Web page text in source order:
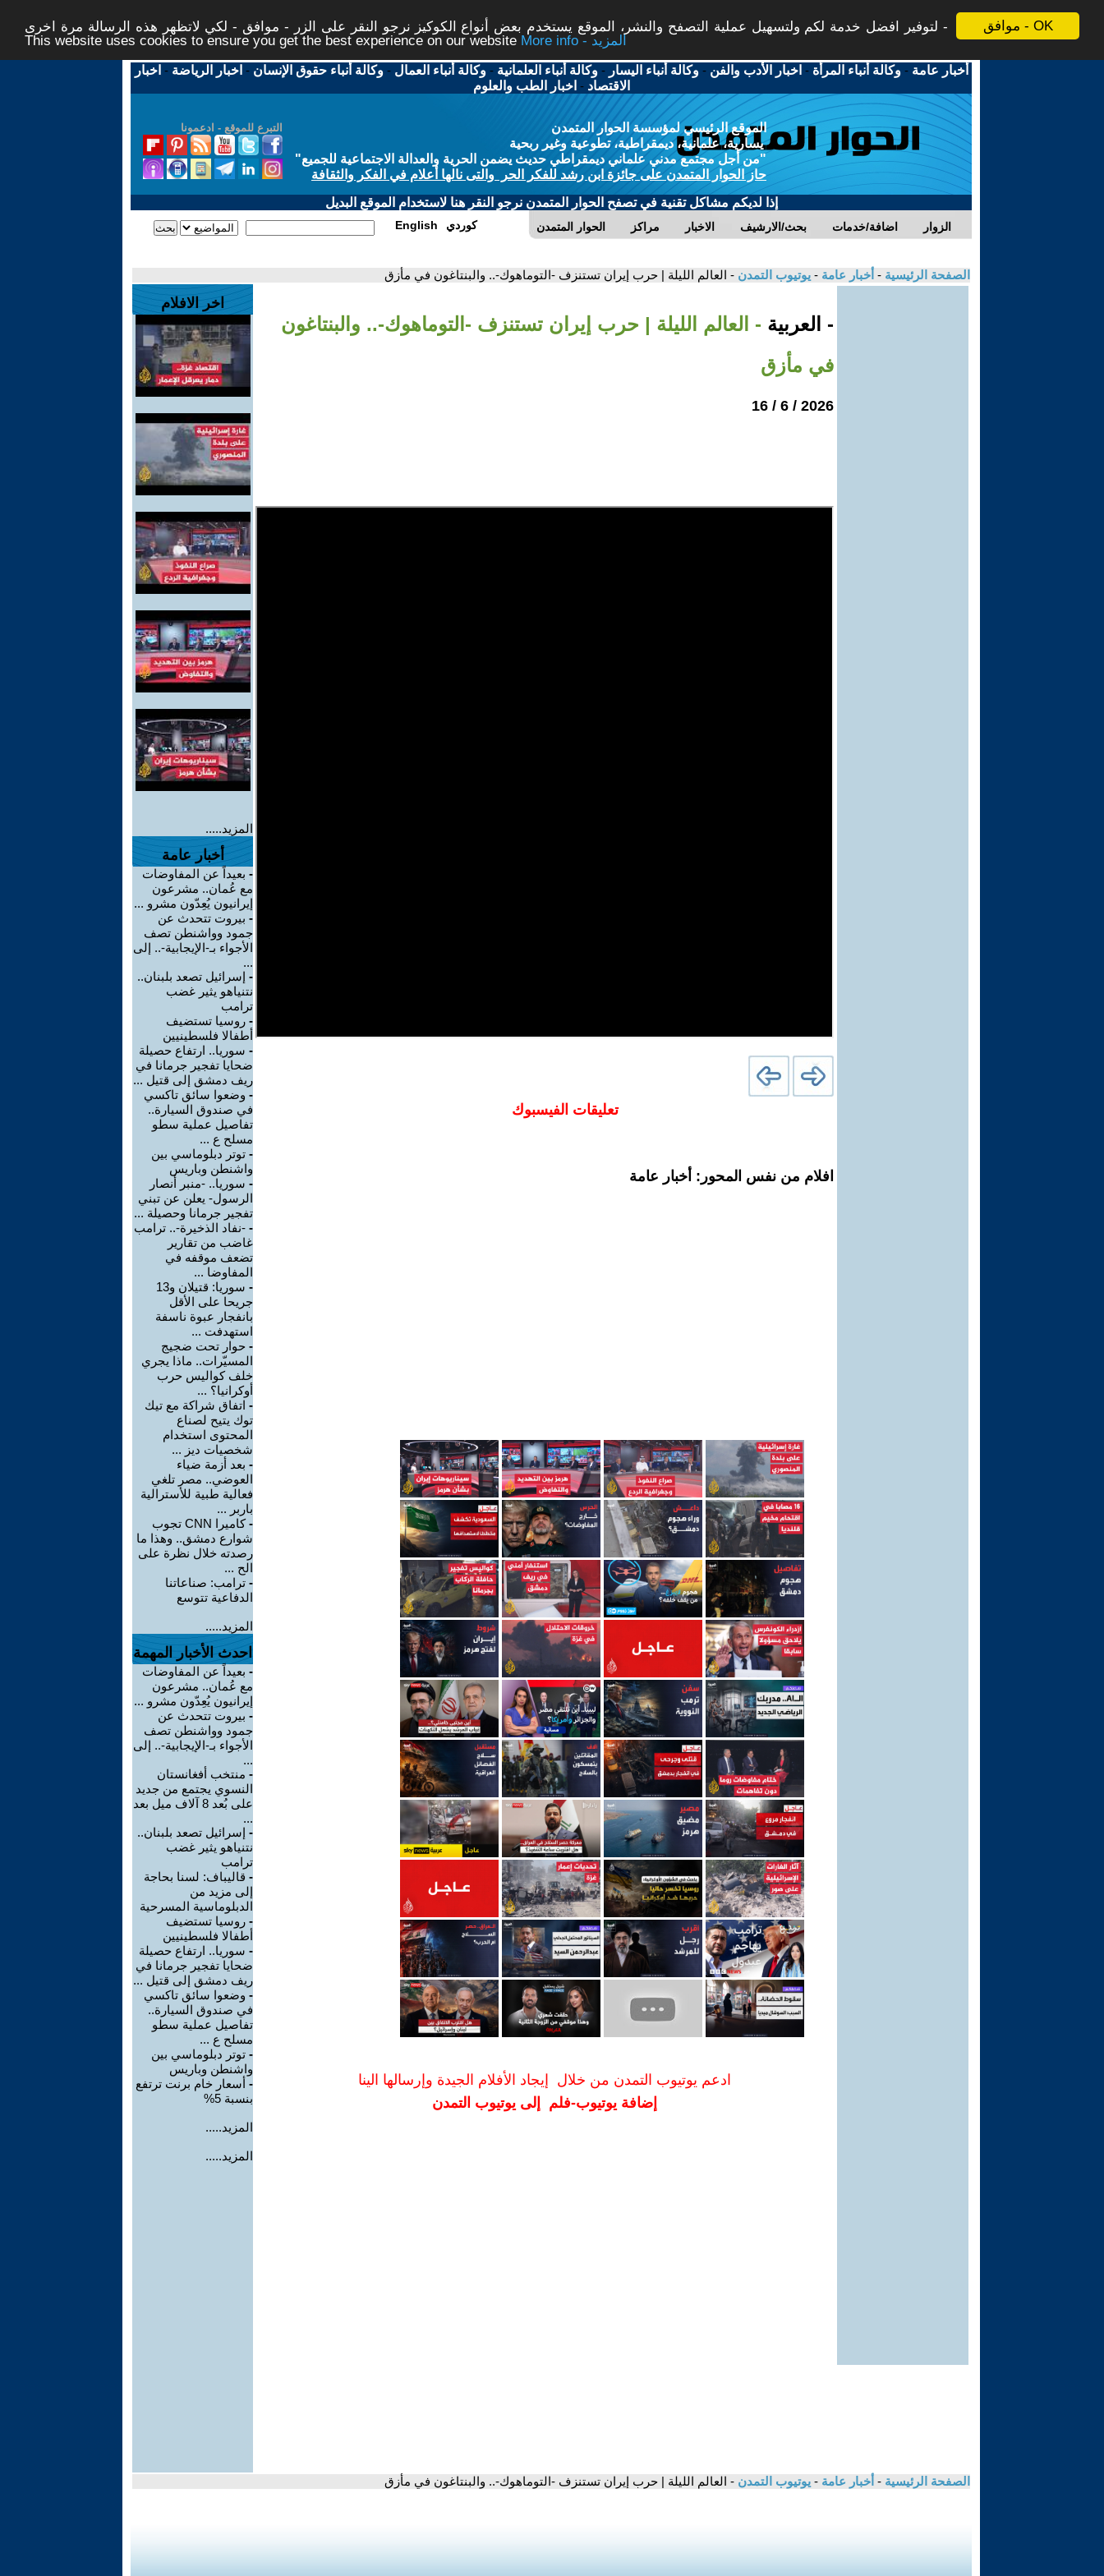
موافق - OK
لتوفير افضل خدمة لكم ولتسهيل عملية التصفح والنشر، الموقع يستخدم بعض أنواع الكوكيز نرجو النقر على الزر - موافق - لكي لاتظهر هذه الرسالة مرة اخرى -
This website uses cookies to ensure you get the best experience on our website
More info - المزيد
أخبار عامة -وكالة أنباء المرأة - اخبار الأدب والفن -وكالة أنباء اليسار -وكالة أنباء العلمانية -وكالة أنباء العمال -وكالة أنباء حقوق الإنسان - اخبار الرياضة - اخبار
الاقتصاد - اخبار الطب والعلوم
التبرع للموقع - ادعمونا
الموقع الرئيسي لمؤسسة الحوار المتمدن
يسارية، علمانية، ديمقراطية، تطوعية وغير ربحية
"من أجل مجتمع مدني علماني ديمقراطي حديث يضمن الحرية والعدالة الاجتماعية للجميع"
حاز الحوار المتمدن على جائزة ابن رشد للفكر الحر والتى نالها أعلام في الفكر والثقافة
إذا لديكم مشاكل تقنية في تصفح الحوار المتمدن نرجو النقر هنا لاستخدام الموقع البديل
الحوار المتمدن مراكز الاخبار بحث/الارشيف اضافة/خدمات الزوار English كوردي
الصفحة الرئيسية - أخبار عامة - يوتيوب التمدن - العالم الليلة | حرب إيران تستنزف -التوماهوك-.. والبنتاغون في مأزق
- العربية - العالم الليلة | حرب إيران تستنزف -التوماهوك-.. والبنتاغون
في مأزق
2026 / 6 / 16
تعليقات الفيسبوك
افلام من نفس المحور: أخبار عامة
ادعم يوتيوب التمدن من خلال إيجاد الأفلام الجيدة وإرسالها الينا
إضافة يوتيوب-فلم إلى يوتيوب التمدن
اخر الافلام
المزيد.....
أخبار عامة
- بعيداً عن المفاوضات
مع عُمان.. مشرعون
إيرانيون يُعِدّون مشرو ...
- بيروت تتحدث عن
جمود وواشنطن تصف
الأجواء بـ-الإيجابية-.. إلى
...
- إسرائيل تصعد بلبنان..
نتنياهو يثير غضب
ترامب
- روسيا تستضيف
أطفالا فلسطينيين
- سوريا.. ارتفاع حصيلة
ضحايا تفجير جرمانا في
ريف دمشق إلى قتيل ...
- وضعوا سائق تاكسي
في صندوق السيارة..
تفاصيل عملية سطو
مسلح ع ...
- توتر دبلوماسي بين
واشنطن وباريس
- سوريا.. -منبر أنصار
الرسول- يعلن عن تبني
تفجير جرمانا وحصيلة ...
- -نفاد الذخيرة-.. ترامب
غاضب من تقارير
تضعف موقفه في
المفاوضا ...
-
سوريا: قتيلان و13
جريحا على الأقل
بانفجار عبوة ناسفة
استهدفت ...
- حوار تحت ضجيج
المسيّرات.. ماذا يجري
خلف كواليس حرب
أوكرانيا؟ ...
- اتفاق شراكة مع تيك
توك يتيح لصناع
المحتوى استخدام
شخصيات ديز ...
- بعد أزمة ضياء
العوضي.. مصر تلغي
فعالية طبية للأسترالية
باربر ...
-
كاميرا CNN تجوب
شوارع دمشق.. وهذا ما
رصدته خلال نظرة على
الح ...
- ترامب: صناعاتنا
الدفاعية تتوسع
المزيد.....
احدث الأخبار المهمة
- بعيداً عن المفاوضات
مع عُمان.. مشرعون
إيرانيون يُعِدّون مشرو ...
- بيروت تتحدث عن
جمود وواشنطن تصف
الأجواء بـ-الإيجابية-.. إلى
...
- منتخب أفغانستان
النسوي يجتمع من جديد
على بُعد 8 آلاف ميل بعد
...
- إسرائيل تصعد بلبنان..
نتنياهو يثير غضب
ترامب
- قاليباف: لسنا بحاجة
إلى مزيد من
الدبلوماسية المسرحية
- روسيا تستضيف
أطفالا فلسطينيين
- سوريا.. ارتفاع حصيلة
ضحايا تفجير جرمانا في
ريف دمشق إلى قتيل ...
- وضعوا سائق تاكسي
في صندوق السيارة..
تفاصيل عملية سطو
مسلح ع ...
- توتر دبلوماسي بين
واشنطن وباريس
- أسعار خام برنت ترتفع
بنسبة 5%
المزيد.....
المزيد.....
الصفحة الرئيسية - أخبار عامة - يوتيوب التمدن - العالم الليلة | حرب إيران تستنزف -التوماهوك-.. والبنتاغون في مأزق